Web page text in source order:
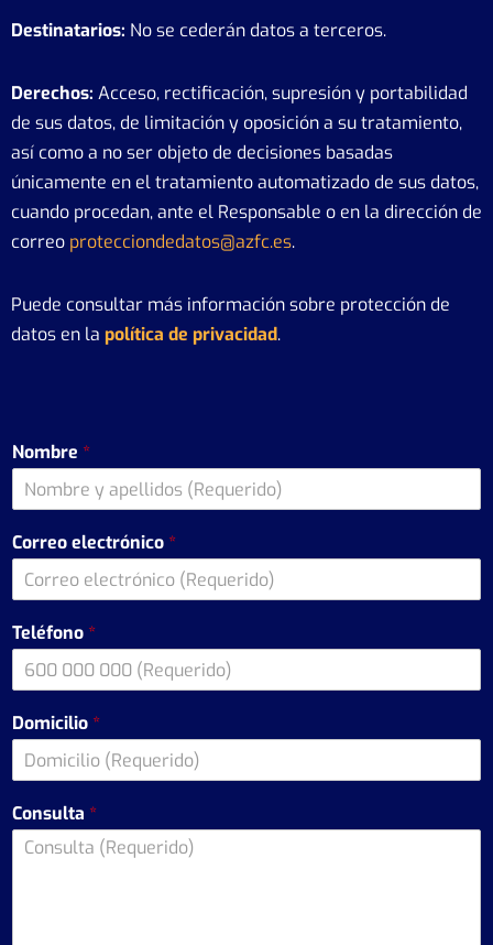
Destinatarios: No se cederán datos a terceros.
Derechos: Acceso, rectificación, supresión y portabilidad
de sus datos, de limitación y oposición a su tratamiento,
así como a no ser objeto de decisiones basadas
únicamente en el tratamiento automatizado de sus datos,
cuando procedan, ante el Responsable o en la dirección de
correo protecciondedatos@azfc.es.
Puede consultar más información sobre protección de
datos en la política de privacidad.
Nombre *
Correo electrónico *
Teléfono *
Domicilio *
Consulta *